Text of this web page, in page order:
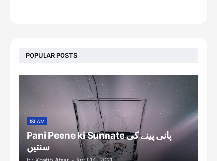
POPULAR POSTS
ISLAM
Pani Peene ki Sunnate پانی پینے کی
سنتیں